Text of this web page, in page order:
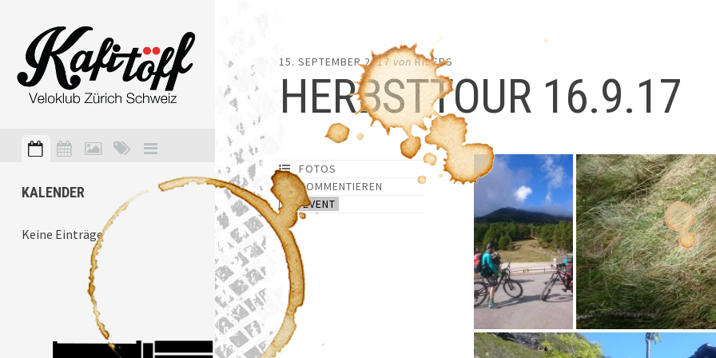
KALENDER
Keine Einträge
15. SEPTEMBER 2017vonRIDERS
HERBSTTOUR 16.9.17
FOTOS
KOMMENTIEREN
EVENT